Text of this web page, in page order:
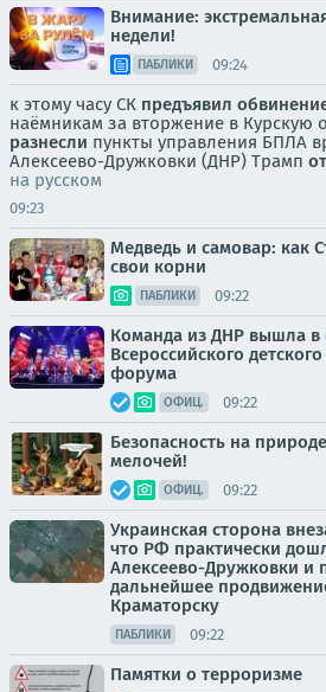
Внимание:
недели!
ПАБЛИКИ 09:24
к этому часу СК предъявил
наёмникам за вторжение в Курскую
разнесли пункты управления БПЛА
Алексеево-Дружковки (ДНР) Трамп
на русском
09:23
Медведь и самовар: как
свои корни
ПАБЛИКИ 09:22
Команда из ДНР вышла в
Всероссийского
форума
ОФИЦ. 09:22
Безопасность на
мелочей!
ОФИЦ. 09:22
Украинская сторона
что РФ практически
Алексеево-Дружковки и
дальнейшее
Краматорску
ПАБЛИКИ 09:22
Памятки о терроризме